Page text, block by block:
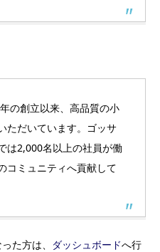
の創立以来、高品質の小
ただいています。ゴッサ
は2,000名以上の社員が働
コミュニティへ貢献して
た方は、 ダッシュボードへ行